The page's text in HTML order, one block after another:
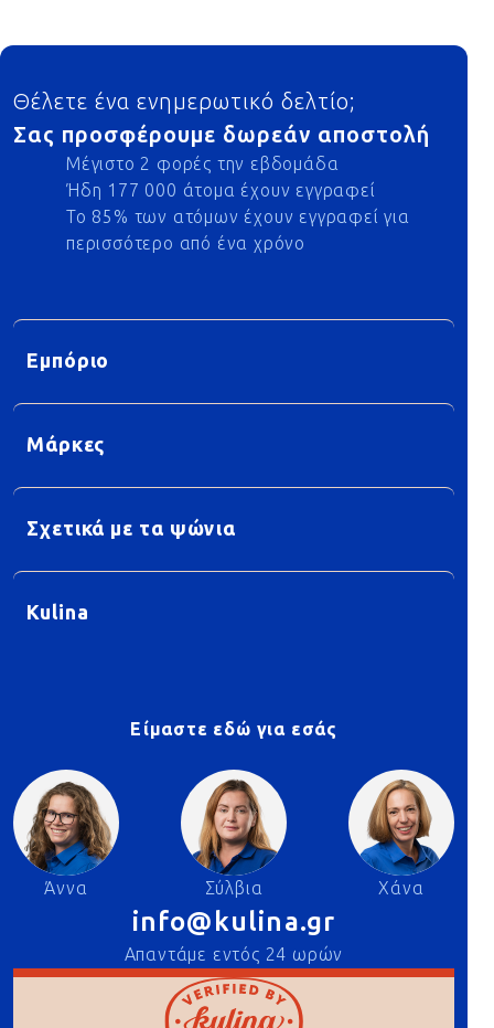
Footer
Θέλετε ένα ενημερωτικό δελτίο;
Σας προσφέρουμε δωρεάν αποστολή
Μέγιστο 2 φορές την εβδομάδα
Ήδη 177 000 άτομα έχουν εγγραφεί
Το 85% των ατόμων έχουν εγγραφεί για
περισσότερο από ένα χρόνο
Εμπόριο
Μάρκες
Σχετικά με τα ψώνια
Kulina
Είμαστε εδώ για εσάς
Άννα Σύλβια Χάνα
info@kulina.gr
Απαντάμε εντός 24 ωρών